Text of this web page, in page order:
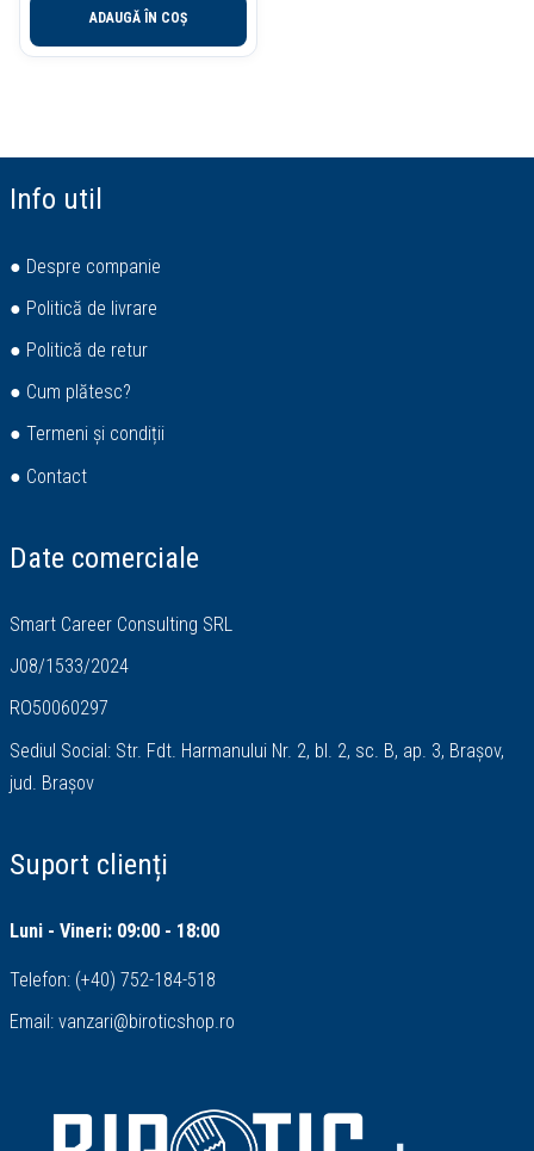
ADAUGĂ ÎN COȘ
Info util
● Despre companie
● Politică de livrare
● Politică de retur
● Cum plătesc?
● Termeni și condiții
● Contact
Date comerciale
Smart Career Consulting SRL
J08/1533/2024
RO50060297
Sediul Social: Str. Fdt. Harmanului Nr. 2, bl. 2, sc. B, ap. 3, Brașov,
jud. Brașov
Suport clienți
Luni - Vineri: 09:00 - 18:00
Telefon: (+40) 752-184-518
Email: vanzari@biroticshop.ro